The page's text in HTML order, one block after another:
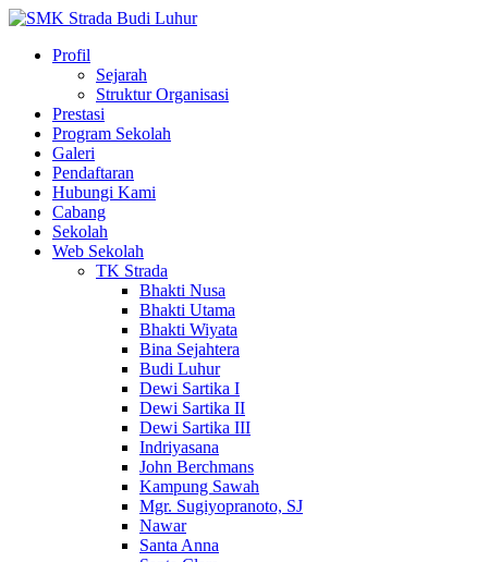
Profil
Sejarah
Struktur Organisasi
Prestasi
Program Sekolah
Galeri
Pendaftaran
Hubungi Kami
Cabang
Sekolah
Web Sekolah
TK Strada
Bhakti Nusa
Bhakti Utama
Bhakti Wiyata
Bina Sejahtera
Budi Luhur
Dewi Sartika I
Dewi Sartika II
Dewi Sartika III
Indriyasana
John Berchmans
Kampung Sawah
Mgr. Sugiyopranoto, SJ
Nawar
Santa Anna